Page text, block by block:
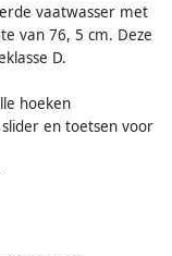
vaatwasser met
van 76, 5 cm. Deze
D.
hoeken
en toetsen voor